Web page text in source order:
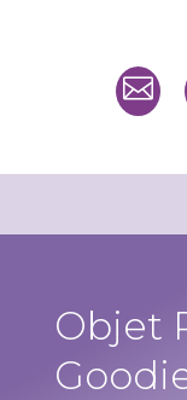

Objet